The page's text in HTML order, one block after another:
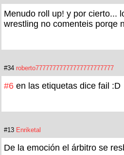
Menudo roll up! y por cierto...
wrestling no comenteis porqe
#34 roberto77777777777777777777777
#6 en las etiquetas dice fail :D
#13 Enriketal
De la emoción el árbitro se